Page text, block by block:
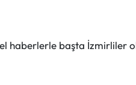
haberlerle başta İzmirliler